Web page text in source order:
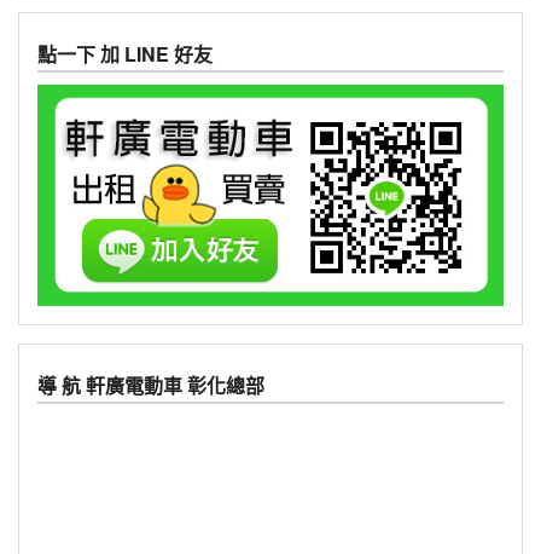
點一下 加 LINE 好友
導 航 軒廣電動車 彰化總部